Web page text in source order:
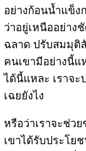
อย่างก้อนน้ำแข็ง
ว่าอยู่เหนืออย่าง
ฉลาด ปรับสมมุติ
คนเขามีอย่างนี้แ
ได้นี้แหละ เราจะ
เฉยยังไง
หรือว่าเราจะช่วย
เขาได้รับประโยช